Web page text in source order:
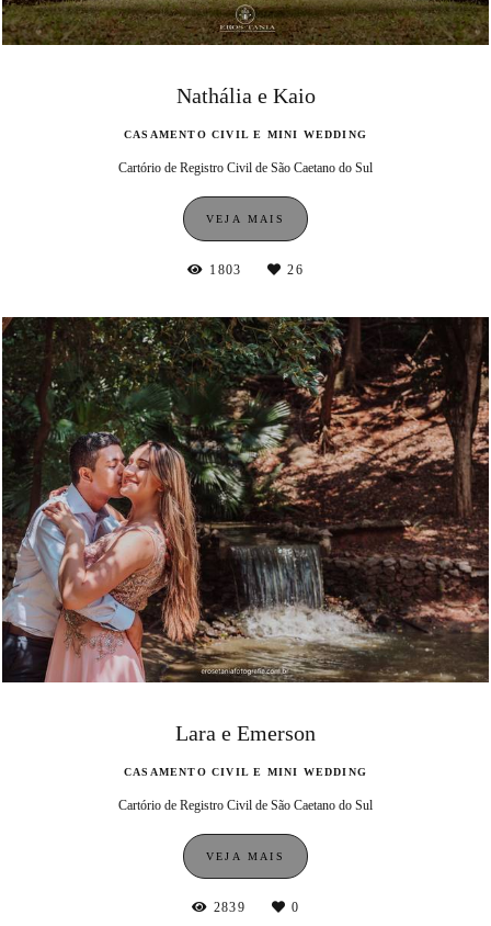
Nathália e Kaio
CASAMENTO CIVIL E MINI WEDDING
Cartório de Registro Civil de São Caetano do Sul
VEJA MAIS
1803 26
Lara e Emerson
CASAMENTO CIVIL E MINI WEDDING
Cartório de Registro Civil de São Caetano do Sul
VEJA MAIS
2839 0